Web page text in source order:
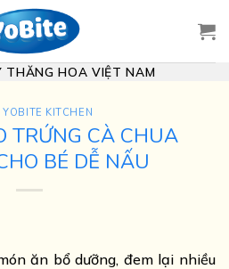
THĂNG HOA VIỆT NAM
YOBITE KITCHEN
TRỨNG CÀ CHUA
BÉ DỄ NẤU
ăn bổ dưỡng, đem lại nhiều